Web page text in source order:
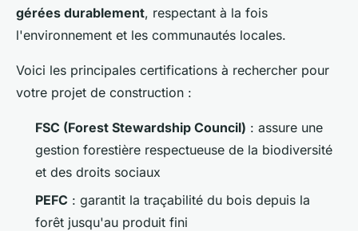
gérées durablement, respectant à la fois
l'environnement et les communautés locales.
Voici les principales certifications à rechercher pour
votre projet de construction :
FSC (Forest Stewardship Council) : assure une
gestion forestière respectueuse de la biodiversité
et des droits sociaux
PEFC : garantit la traçabilité du bois depuis la
forêt jusqu'au produit fini